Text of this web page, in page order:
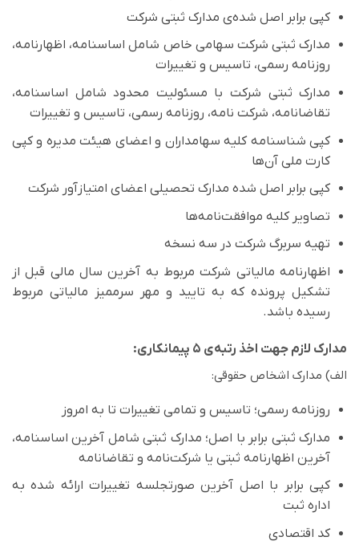
کپی برابر اصل شده‌­ی مدارک ثبتی شرکت
مدارک ثبتی شرکت سهامی خاص شامل اساسنامه، اظهارنامه،
روزنامه­ رسمی، تاسیس و تغییرات
مدارک ثبتی شرکت با مسئولیت محدود شامل اساسنامه،
تقاضانامه، شرکت نامه، روزنامه رسمی، تاسیس و تغییرات
کپی شناسنامه کلیه سهامداران و اعضای هیئت مدیره و کپی
کارت ملی آن‌­ها
کپی برابر اصل شده مدارک تحصیلی اعضای امتیازآور شرکت
تصاویر کلیه موافقت‌نامه‌ها
تهیه­ سربرگ شرکت در سه نسخه
اظهارنامه مالیاتی شرکت مربوط به آخرین سال مالی قبل از
تشکیل پرونده که به تایید و مهر سر­ممیز مالیاتی مربوط
رسیده باشد.
مدارک لازم جهت اخذ رتبه‌ی ۵ پیمانکاری:
الف) مدارک اشخاص حقوقی:
روزنامه رسمی؛ تاسیس و تمامی تغییرات تا به امروز
مدارک ثبتی برابر با اصل؛ مدارک ثبتی شامل آخرین اساسنامه،
آخرین اظهارنامه ثبتی یا شرکت‌نامه و تقاضانامه
کپی برابر با اصل آخرین صورتجلسه تغییرات ارائه شده به
اداره ثبت
کد اقتصادی